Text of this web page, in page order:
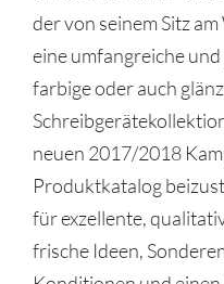
der von seinem Sitz
eine umfangreiche
farbige oder auch
neuen 2017/2018
Produktkatalog
für exzellente,
frische Ideen,